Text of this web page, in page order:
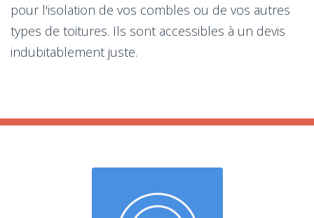
pour l'isolation de vos combles ou de vos autres
types de toitures. Ils sont accessibles à un devis
indubitablement juste.